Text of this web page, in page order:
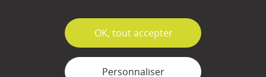
Plan du site
✓
OK, tout accepter
Personnaliser